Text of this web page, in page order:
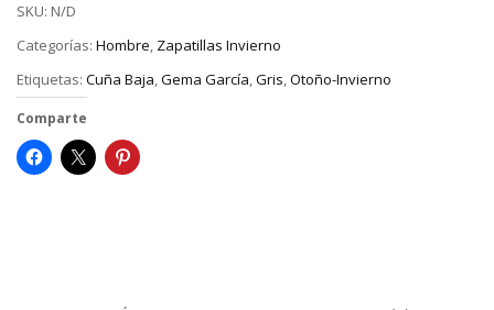
SKU: N/D
Categorías: Hombre, Zapatillas Invierno
Etiquetas: Cuña Baja,Gema García,Gris,Otoño-Invierno
Comparte